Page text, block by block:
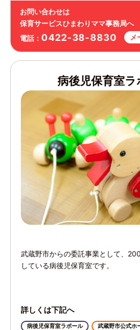
お問い合わせは
保育サービスひまわりママ事務局へ
電話： 0422-38-8830 メ
病後児保育室ラ
武蔵野市からの委託事業として、
している病後児保育室です。
詳しくは下記へ
病後児保育室ラポール 武蔵野市公式ホ